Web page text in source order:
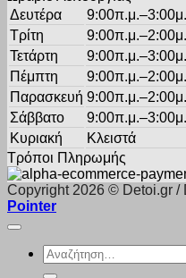
Δευτέρα
Τρίτη
Τετάρτη
Πέμπτη
Παρασκευή
Σάββατο
Κυριακή
Κλειστά
Τρόποι Πληρωμής
Copyright 2026 © Detoi.gr
Pointer
Αναζήτηση
για: